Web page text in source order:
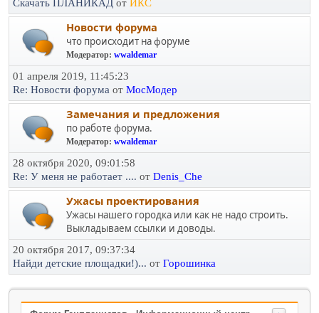
Скачать ПЛАНИКАД от ИКС
Новости форума
что происходит на форуме
Модератор: wwaldemar
01 апреля 2019, 11:45:23
Re: Новости форума от МосМодер
Замечания и предложения
по работе форума.
Модератор: wwaldemar
28 октября 2020, 09:01:58
Re: У меня не работает .... от Denis_Che
Ужасы проектирования
Ужасы нашего городка или как не надо строить.
Выкладываем ссылки и доводы.
20 октября 2017, 09:37:34
Найди детские площадки!)... от Горошинка